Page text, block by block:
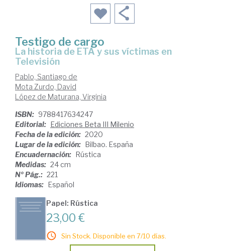
Testigo de cargo
la historia de ETA y sus víctimas en
Televisión
Pablo, Santiago de
Mota Zurdo, David
López de Maturana, Virginia
ISBN: 9788417634247
Editorial: Ediciones Beta III Milenio
Fecha de la edición: 2020
Lugar de la edición: Bilbao. España
Encuadernación: Rústica
Medidas: 24 cm
Nº Pág.: 221
Idiomas: Español
Papel: Rústica
23,00 €
Sin Stock. Disponible en 7/10 días.